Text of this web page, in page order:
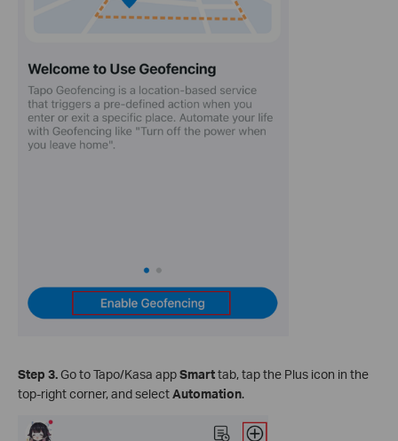
Step 3.Go to Tapo/Kasa appSmarttab, tap the Plus icon in the
top‑right corner, and selectAutomation.